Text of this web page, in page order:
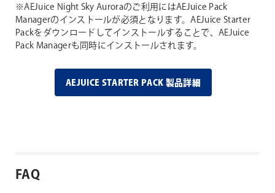
※AEJuice Night Sky Auroraのご利用にはAEJuice Pack
Managerのインストールが必須となります。AEJuice Starter
Packをダウンロードしてインストールすることで、AEJuice
Pack Managerも同時にインストールされます。
AEJUICE STARTER PACK 製品詳細
FAQ